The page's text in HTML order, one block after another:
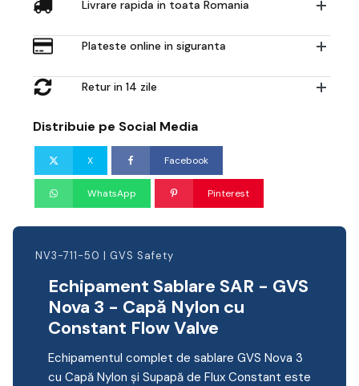
Livrare rapida in toata Romania
Plateste online in siguranta
Retur in 14 zile
Distribuie pe Social Media
X Facebook
WhatsApp Pinterest
NV3-711-50 | GVS Safety
Echipament Sablare SAR - GVS
Nova 3 - Capă Nylon cu
Constant Flow Valve
Echipamentul complet de sablare GVS Nova 3
cu Capă Nylon și Supapă de Flux Constant este